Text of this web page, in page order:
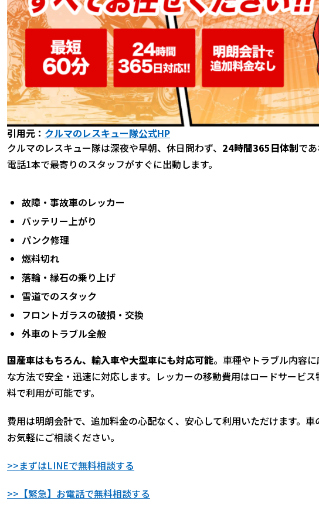
引用元： クルマのレスキュー隊公式HP
クルマのレスキュー隊は深夜や早朝、休日問わず、 24時間365日体制で
電話1本で最寄りのスタッフがすぐに出動します。
故障・事故車のレッカー
バッテリー上がり
パンク修理
燃料切れ
落輪・縁石の乗り上げ
雪道でのスタック
フロントガラスの破損・交換
外車のトラブル全般
国産車はもちろん、輸入車や大型車にも対応可能。車種やトラブル内容
な方法で安全・迅速に対応します。レッカーの移動費用はロードサービ
料で利用が可能です。
費用は明朗会計で、追加料金の心配なく、安心して利用いただけます。
お気軽にご相談ください。
>>まずはLINEで無料相談する
>>【緊急】お電話で無料相談する